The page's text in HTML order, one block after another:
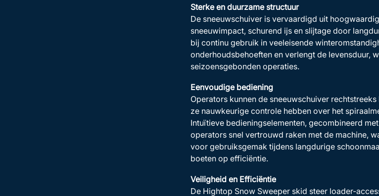
Sterke en duurzame structuur
De sneeuwschuiver is vervaardigd uit
sneeuwimpact, schurend ijs en slijtage door
bij continu gebruik in veeleisende
onderhoudsbehoeften en verlengt de levensduur,
seizoensgebonden operaties.
Eenvoudige bediening
Operators kunnen de sneeuwschuiver
ze nauwkeurige controle hebben over het
Intuïtieve bedieningselementen, gecombineerd
operators snel vertrouwd raken met de machine,
voor gebruiksgemak tijdens langdurige
boeten op efficiëntie.
Veiligheid en Efficiëntie
De Hightop Snow Sweeper skid steer loader-